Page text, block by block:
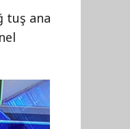
ana